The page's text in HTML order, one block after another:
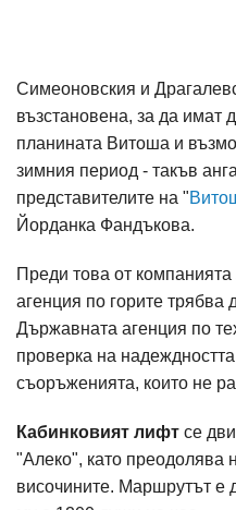
Симеоновския и
възстановена, за да имат
планината Витоша и
зимния период - такъв
представителите на "
Йорданка Фандъкова.
Преди това от
агенция по горите трябва
Държавната агенция по
проверка на
съоръженията, които не
Кабинковият лифт се
"Алеко", като преодолява
височините. Маршрутът е